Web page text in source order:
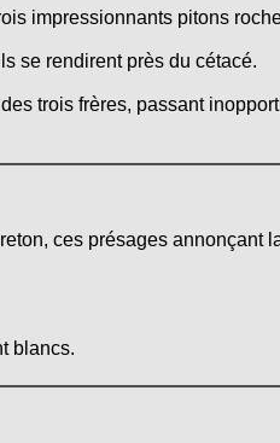
impressionnants pitons
se rendirent près du cétacé.
trois frères, passant
ces présages annonçant
blancs.